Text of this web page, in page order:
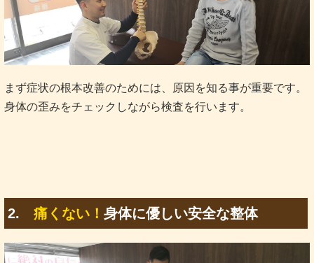
まず症状の根本改善のためには、原因を知る事が重要です。
身体の歪みをチェックしながら検査を行います。
2. 痛くない！ 身体に優しい安全な整体